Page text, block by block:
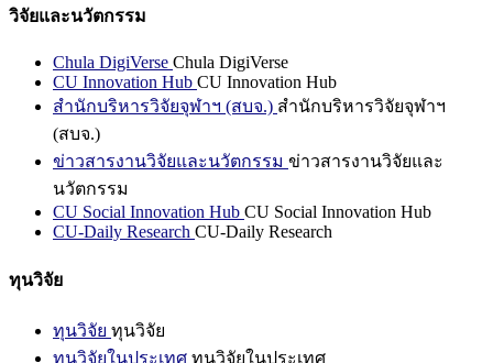
วิจัยและนวัตกรรม
Chula DigiVerse Chula DigiVerse
CU Innovation Hub CU Innovation Hub
สำนักบริหารวิจัยจุฬาฯ (สบจ.) สำนักบริหารวิจัยจุฬาฯ
(สบจ.)
ข่าวสารงานวิจัยและนวัตกรรม ข่าวสารงานวิจัยและ
นวัตกรรม
CU Social Innovation Hub CU Social Innovation Hub
CU-Daily Research CU-Daily Research
ทุนวิจัย
ทุนวิจัย ทุนวิจัย
ทุนวิจัยในประเทศ ทุนวิจัยในประเทศ